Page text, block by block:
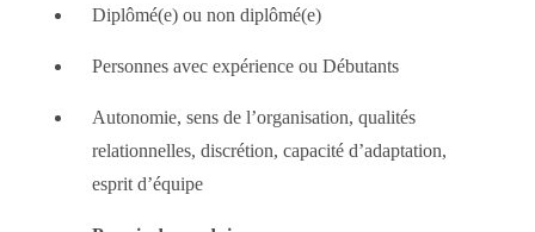
Diplômé(e) ou non diplômé(e)
Personnes avec expérience ou Débutants
Autonomie, sens de l’organisation, qualités
relationnelles, discrétion, capacité d’adaptation,
esprit d’équipe